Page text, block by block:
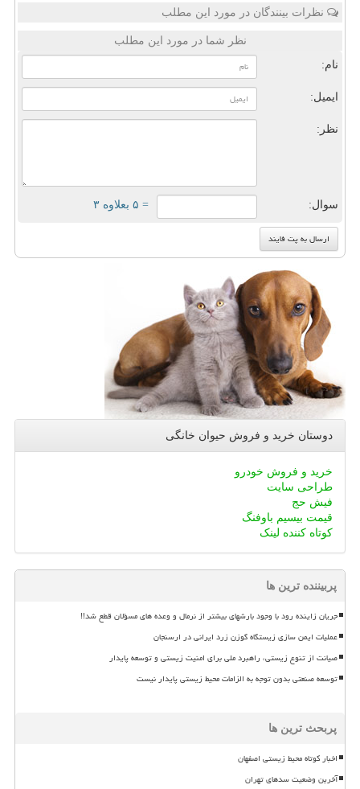
نظرات بینندگان در مورد این مطلب
نظر شما در مورد این مطلب
نام:
ایمیل:
نظر:
سوال: = ۵ بعلاوه ۳
دوستان خرید و فروش حیوان خانگی
خرید و فروش خودرو
طراحی سایت
فیش حج
قیمت بیسیم باوفنگ
کوتاه کننده لینک
پربیننده ترین ها
جریان زاینده رود با وجود بارشهای بیشتر از نرمال و وعده های مسؤلان قطع شد!!
عملیات ایمن سازی زیستگاه گوزن زرد ایرانی در ارسنجان
صیانت از تنوع زیستی، راهبرد ملی برای امنیت زیستی و توسعه پایدار
توسعه صنعتی بدون توجه به الزامات محیط زیستی پایدار نیست
پربحث ترین ها
اخبار کوتاه محیط زیستی اصفهان
آخرین وضعیت سدهای تهران